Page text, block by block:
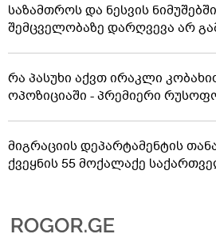
საზამთროს და ნესვის
შემცველობაზე დარღვევა არ
რა პასუხი აქვთ ირაკლი
ოპოზიციაში - პრემიერი
მიგრაციის დეპარტამენტის
ქვეყნის 55 მოქალაქე